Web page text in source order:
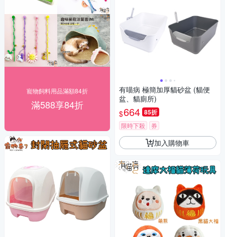
寵物飼料用品滿額84折
滿588享84折
有喵病 極簡加厚貓砂盆 (貓便
盆、貓廁所)
$664 85折
限時下殺 券
加入購物車